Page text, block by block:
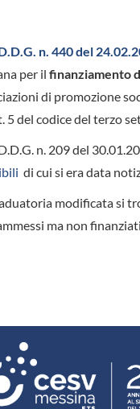
n. 440 del
per il finanziamento
di promozione
5 del codice del terzo
n. 209 del
di cui si era data
modificata si
ma non